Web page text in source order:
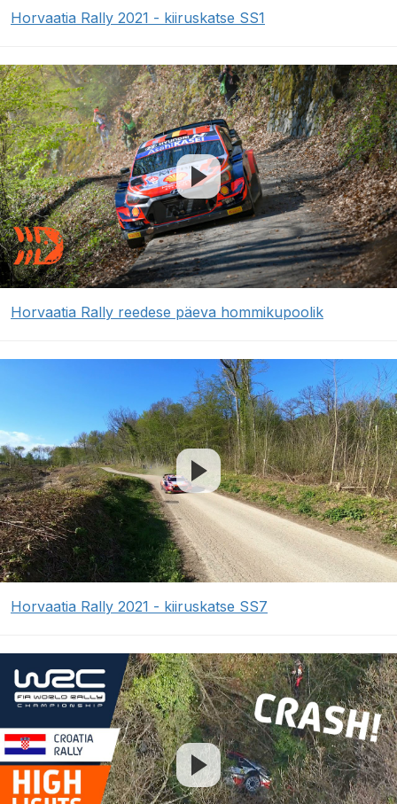
Horvaatia Rally 2021 - kiiruskatse SS1
Horvaatia Rally reedese päeva hommikupoolik
Horvaatia Rally 2021 - kiiruskatse SS7